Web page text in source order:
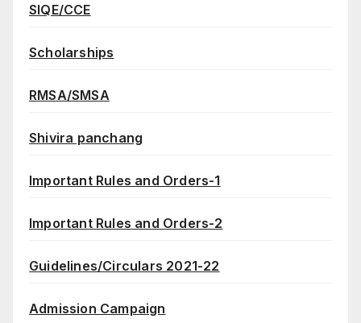
SIQE/CCE
Scholarships
RMSA/SMSA
Shivira panchang
Important Rules and Orders-1
Important Rules and Orders-2
Guidelines/Circulars 2021-22
Admission Campaign